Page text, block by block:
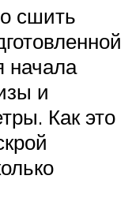
сшить
начала
и
Как это